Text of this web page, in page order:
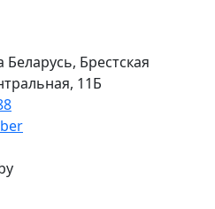
Беларусь, Брестская
11Б